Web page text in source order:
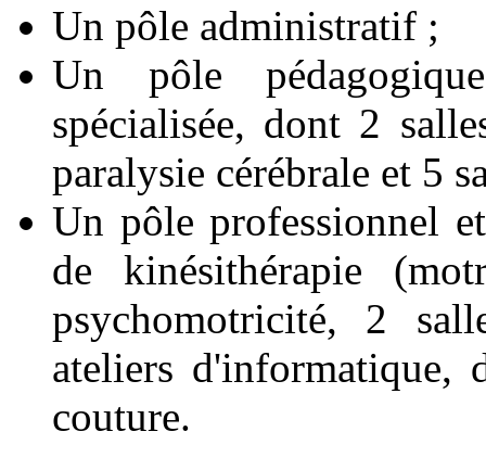
Un pôle administratif ;
Un pôle
spécialisée, dont 2
paralysie cérébrale et 5
Un pôle professionnel
de kinésithérapie
psychomotricité, 2
ateliers d'informatique,
couture.